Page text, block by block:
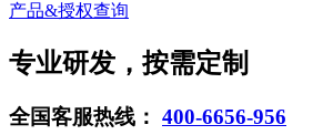
产品&授权查询
专业研发，按需定制
全国客服热线： 400-6656-956